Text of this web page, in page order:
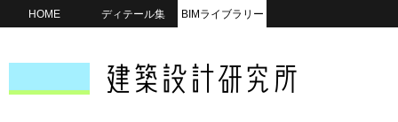
HOME ディテール集 BIMライブラリー